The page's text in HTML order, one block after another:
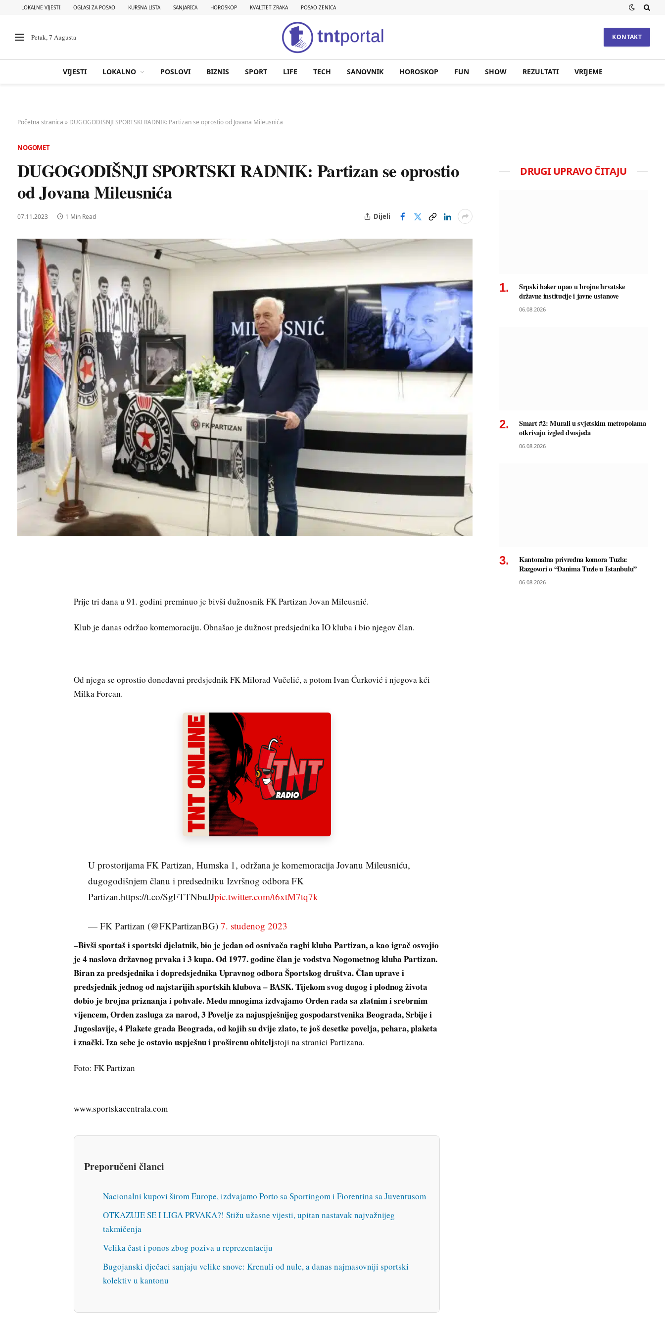
LOKALNE VIJESTI OGLASI ZA POSAO KURSNA LISTA SANJARICA HOROSKOP KVALITET ZRAKA POSAO ZENICA
Petak, 7 Augusta KONTAKT
VIJESTI LOKALNO POSLOVI BIZNIS SPORT LIFE TECH SANOVNIK HOROSKOP FUN SHOW REZULTATI VRIJEME
Početna stranica » DUGOGODIŠNJI SPORTSKI RADNIK: Partizan se oprostio od Jovana Mileusnića
NOGOMET
DUGOGODIŠNJI SPORTSKI RADNIK: Partizan se oprostio
od Jovana Mileusnića
07.11.2023 1 Min Read Dijeli
Prije tri dana u 91. godini preminuo je bivši dužnosnik FK Partizan Jovan Mileusnić.
Klub je danas održao komemoraciju. Obnašao je dužnost predsjednika IO kluba i bio njegov član.
Od njega se oprostio donedavni predsjednik FK Milorad Vučelić, a potom Ivan Ćurković i njegova kći
Milka Forcan.
U prostorijama FK Partizan, Humska 1, održana je komemoracija Jovanu Mileusniću,
dugogodišnjem članu i predsedniku Izvršnog odbora FK
Partizan.https://t.co/SgFTTNbuJJpic.twitter.com/t6xtM7tq7k
— FK Partizan (@FKPartizanBG) 7. studenog 2023
–Bivši sportaš i sportski djelatnik, bio je jedan od osnivača ragbi kluba Partizan, a kao igrač osvojio
je 4 naslova državnog prvaka i 3 kupa. Od 1977. godine član je vodstva Nogometnog kluba Partizan.
Biran za predsjednika i dopredsjednika Upravnog odbora Športskog društva. Član uprave i
predsjednik jednog od najstarijih sportskih klubova – BASK. Tijekom svog dugog i plodnog života
dobio je brojna priznanja i pohvale. Među mnogima izdvajamo Orden rada sa zlatnim i srebrnim
vijencem, Orden zasluga za narod, 3 Povelje za najuspješnijeg gospodarstvenika Beograda, Srbije i
Jugoslavije, 4 Plakete grada Beograda, od kojih su dvije zlato, te još desetke povelja, pehara, plaketa
i znački. Iza sebe je ostavio uspješnu i proširenu obiteljstoji na stranici Partizana.
Foto: FK Partizan
www.sportskacentrala.com
Preporučeni članci
Nacionalni kupovi širom Europe, izdvajamo Porto sa Sportingom i Fiorentina sa Juventusom
OTKAZUJE SE I LIGA PRVAKA?! Stižu užasne vijesti, upitan nastavak najvažnijeg
takmičenja
Velika čast i ponos zbog poziva u reprezentaciju
Bugojanski dječaci sanjaju velike snove: Krenuli od nule, a danas najmasovniji sportski
kolektiv u kantonu
DRUGI UPRAVO ČITAJU
Srpski haker upao u brojne hrvatske
državne institucije i javne ustanove
06.08.2026
Smart #2: Murali u svjetskim metropolama
otkrivaju izgled dvosjeda
06.08.2026
Kantonalna privredna komora Tuzla:
Razgovori o “Danima Tuzle u Istanbulu”
06.08.2026